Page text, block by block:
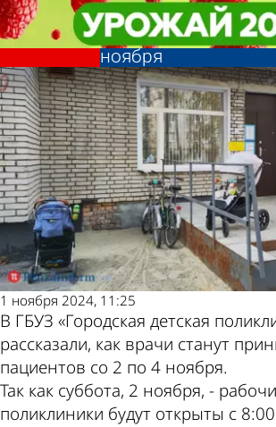
Обнародован
детских
ноября
Общество
1 ноября 2024, 11:25
В ГБУЗ «Городская детская
рассказали, как врачи станут
пациентов со 2 по 4 ноября.
Так как суббота, 2 ноября, -
поликлиники будут открыты с
Обнародован
детских
ноября
Общество
Другие
теме
Погода и
валют в Пензе